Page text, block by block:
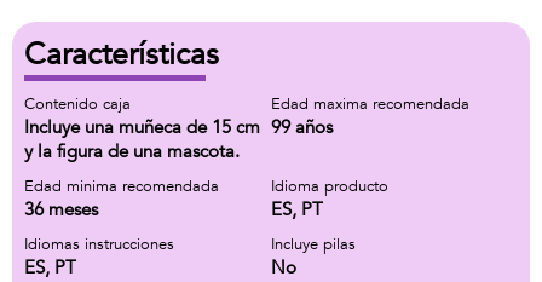
Características
Contenido caja
Incluye una muñeca de 15 cm
y la figura de una mascota.
Edad maxima recomendada
99 años
Edad minima recomendada
36 meses
Idioma producto
ES, PT
Idiomas instrucciones
ES, PT
Incluye pilas
No